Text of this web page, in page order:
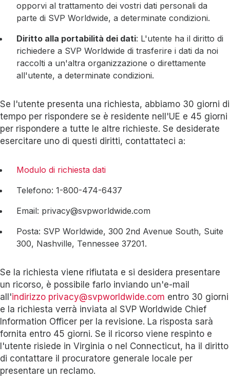
opporvi al trattamento dei vostri dati personali da
parte di SVP Worldwide, a determinate condizioni.
Diritto alla portabilità dei dati: L'utente ha il diritto di
richiedere a SVP Worldwide di trasferire i dati da noi
raccolti a un'altra organizzazione o direttamente
all'utente, a determinate condizioni.
Se l'utente presenta una richiesta, abbiamo 30 giorni di
tempo per rispondere se è residente nell'UE e 45 giorni
per rispondere a tutte le altre richieste. Se desiderate
esercitare uno di questi diritti, contattateci a:
Modulo di richiesta dati
Telefono: 1-800-474-6437
Email: privacy@svpworldwide.com
Posta: SVP Worldwide, 300 2nd Avenue South, Suite
300, Nashville, Tennessee 37201.
Se la richiesta viene rifiutata e si desidera presentare
un ricorso, è possibile farlo inviando un'e-mail
all'indirizzo privacy@svpworldwide.com entro 30 giorni
e la richiesta verrà inviata al SVP Worldwide Chief
Information Officer per la revisione. La risposta sarà
fornita entro 45 giorni. Se il ricorso viene respinto e
l'utente risiede in Virginia o nel Connecticut, ha il diritto
di contattare il procuratore generale locale per
presentare un reclamo.